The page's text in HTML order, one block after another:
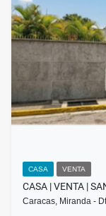
CASA VENTA
CASA | VENTA |
Caracas, Miranda -